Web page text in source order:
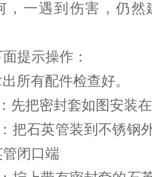
，一遇到伤害，仍然
提示操作：
所有配件检查好。
先把密封套如图安装
把石英管装到不锈钢
闭口端